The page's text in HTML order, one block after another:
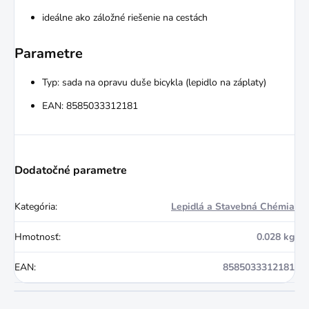
ideálne ako záložné riešenie na cestách
Parametre
Typ: sada na opravu duše bicykla (lepidlo na záplaty)
EAN: 8585033312181
Dodatočné parametre
Kategória: Lepidlá a Stavebná Chémia
Hmotnosť: 0.028 kg
EAN: 8585033312181